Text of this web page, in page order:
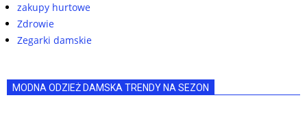
zakupy hurtowe
Zdrowie
Zegarki damskie
MODNA ODZIEŻ DAMSKA TRENDY NA SEZON